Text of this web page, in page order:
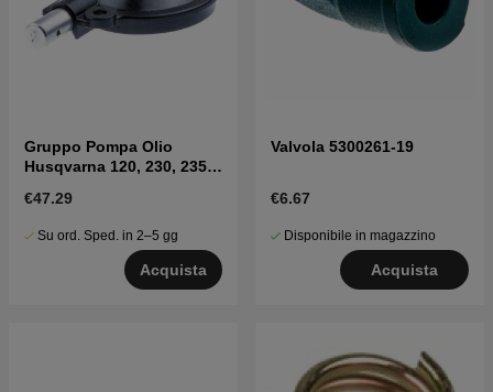
Gruppo Pompa Olio
Husqvarna 120, 230, 235,
€47.29
Su ord. Sped. in 2–5 gg
Acquista
Valvola 5300261-19
€6.67
Disponibile in magazzino
Acquista